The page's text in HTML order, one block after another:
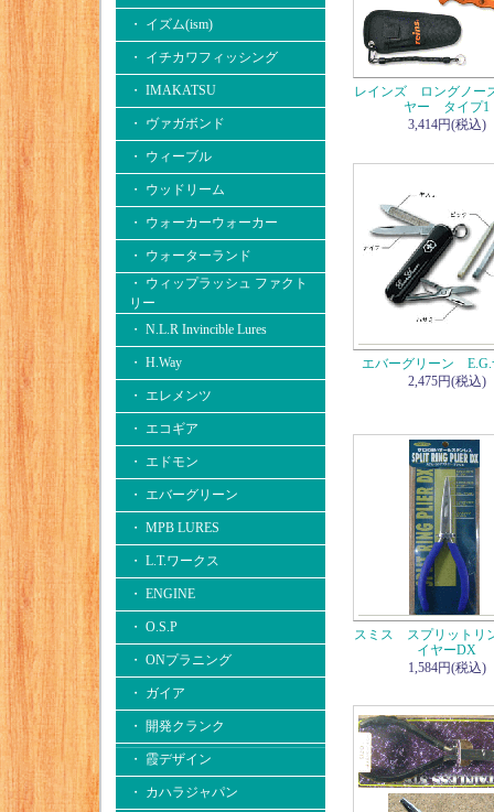
・ イズム(ism)
・ イチカワフィッシング
・ IMAKATSU
・ ヴァガボンド
・ ウィーブル
・ ウッドリーム
・ ウォーカーウォーカー
・ ウォーターランド
・ ウィップラッシュ ファクト
リー
・ N.L.R Invincible Lures
・ H.Way
・ エレメンツ
・ エコギア
・ エドモン
・ エバーグリーン
・ MPB LURES
・ L.T.ワークス
・ ENGINE
・ O.S.P
・ ONプラニング
・ ガイア
・ 開発クランク
・ 霞デザイン
・ カハラジャパン
レインズ ロングノー
ヤー タイプ1
3,414円(税込)
エバーグリーン E.G.
2,475円(税込)
スミス スプリットリ
イヤーDX
1,584円(税込)